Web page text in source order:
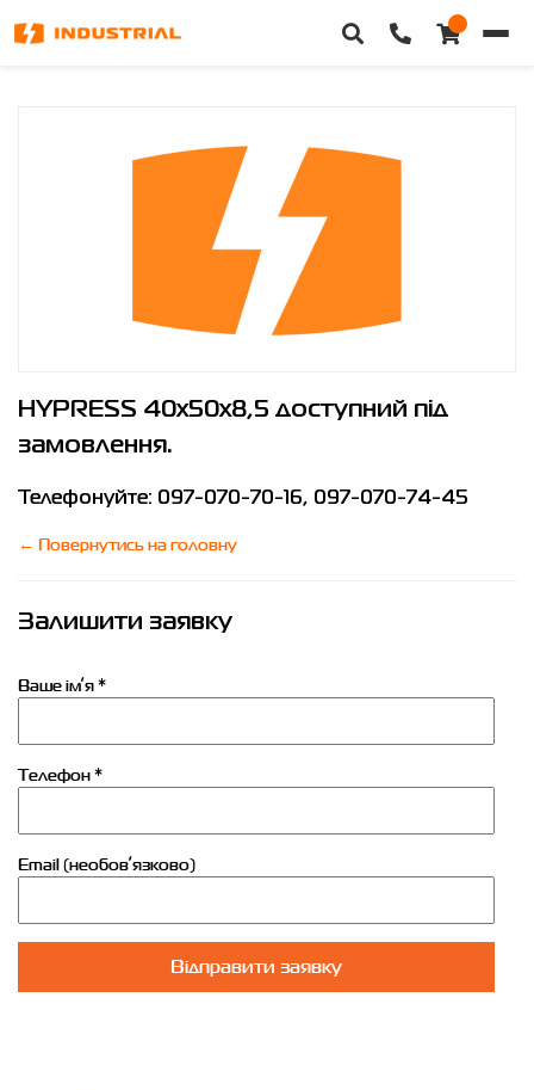
Каталог техніки
Про нас
HYPRESS 40x50x8,5
HYPRESS 40x50x8,5 доступний під
замовлення.
Телефонуйте: 097-070-70-16, 097-070-74-45
← Повернутись на головну
Залишити заявку
Ваше імʼя *
Телефон *
Email (необовʼязково)
Відправити заявку